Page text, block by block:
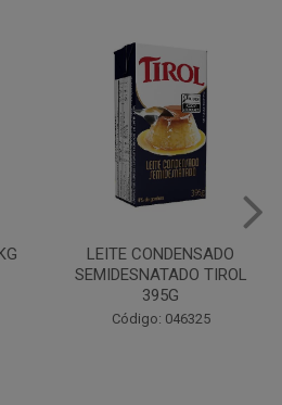
CHANTILINHO EM PO 400G
MIX
Código: 037442